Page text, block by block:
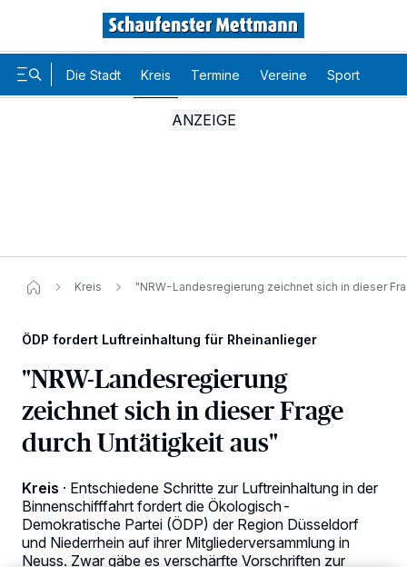
Die Stadt Kreis Termine Vereine Sport
Kreis "NRW-Landesregierung zeichnet sich in dieser
ÖDP fordert Luftreinhaltung für Rheinanlieger
"NRW-Landesregierung
zeichnet sich in dieser Frage
durch Untätigkeit aus"
Kreis · Entschiedene Schritte zur Luftreinhaltung in der
Binnenschifffahrt fordert die Ökologisch-
Demokratische Partei (ÖDP) der Region Düsseldorf
und Niederrhein auf ihrer Mitgliederversammlung in
Neuss. Zwar gäbe es verschärfte Vorschriften zur
Wir und unsere 218
-Partner speichern und greifen auf
personenbezogene Daten wie Browserdaten oder eindeutige
Kennungen auf Ihrem Gerät zu. Durch Auswahl von OK aktivieren Sie
Tracking-Technologien für die unter „Wir und unsere Partner
verarbeiten Daten, um Ihnen Dienste bereitzustellen“ aufgeführten
Anzeigen möglicherweise nicht mehr so relevant für Sie. Sie können
dieses Menü jederzeit wieder aufrufen, um Ihre Einstellungen zu
ändern oder Ihre Einwilligung zu widerrufen, indem Sie auf den Link
Einstellungen oder Ablehnen am unteren Rand der Webseite klicken.
Ihre Einstellungen gelten innerhalb unseres Website. Weitere
Informationen finden Sie in unserer Datenschutzerklärung.